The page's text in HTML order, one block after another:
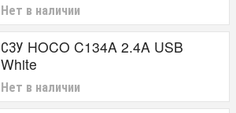
Нет в наличии
СЗУ HOCO C134A 2.4A USB
White
Нет в наличии